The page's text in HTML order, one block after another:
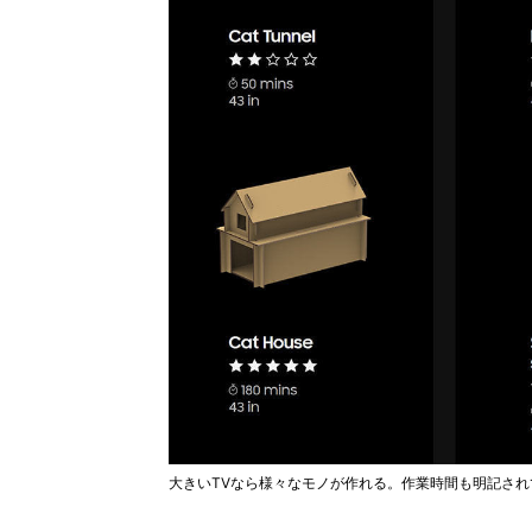
大きいTVなら様々なモノが作れる。作業時間も明記さ